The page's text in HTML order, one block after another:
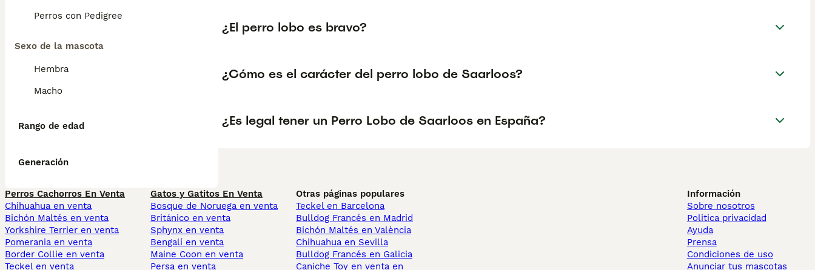
Perros con Pedigree
Sexo de la mascota
Hembra
Macho
Rango de edad
Generación
¿El perro lobo es bravo?
¿Cómo es el carácter del perro lobo de Saarloos?
¿Es legal tener un Perro Lobo de Saarloos en España?
Perros Cachorros En Venta
Chihuahua en venta
Bichón Maltés en venta
Yorkshire Terrier en venta
Pomerania en venta
Border Collie en venta
Teckel en venta
Gatos y Gatitos En Venta
Bosque de Noruega en venta
Británico en venta
Sphynx en venta
Bengalí en venta
Maine Coon en venta
Persa en venta
Otras páginas populares
Teckel en Barcelona
Bulldog Francés en Madrid
Bichón Maltés en València
Chihuahua en Sevilla
Bulldog Francés en Galicia
Caniche Toy en venta en
Información
Sobre nosotros
Politica privacidad
Ayuda
Prensa
Condiciones de uso
Anunciar tus mascotas